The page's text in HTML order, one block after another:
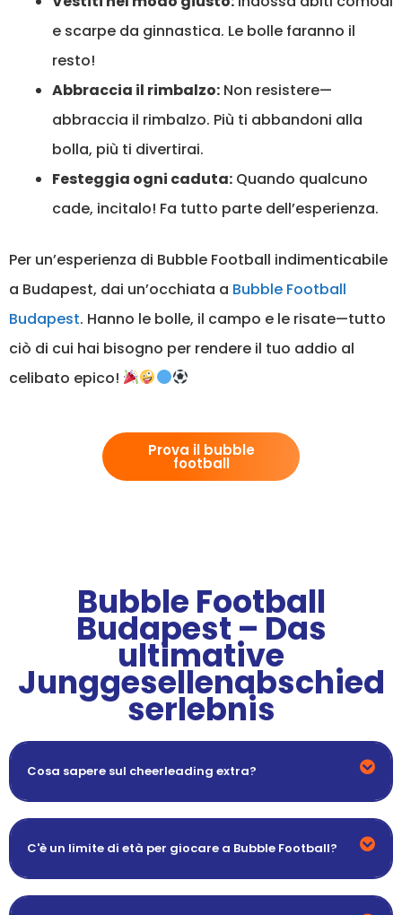
e scarpe da ginnastica. Le bolle faranno il
resto!
Abbraccia il rimbalzo: Non resistere—
abbraccia il rimbalzo. Più ti abbandoni alla
bolla, più ti divertirai.
Festeggia ogni caduta: Quando qualcuno
cade, incitalo! Fa tutto parte dell’esperienza.
Per un’esperienza di Bubble Football indimenticabile
a Budapest, dai un’occhiata a Bubble Football
Budapest. Hanno le bolle, il campo e le risate—tutto
ciò di cui hai bisogno per rendere il tuo addio al
celibato epico!
Prova il bubble
football
Bubble Football
Budapest – Das
ultimative
Junggesellenabschied
serlebnis
Cosa sapere sul cheerleading extra?
C'è un limite di età per giocare a Bubble Football?